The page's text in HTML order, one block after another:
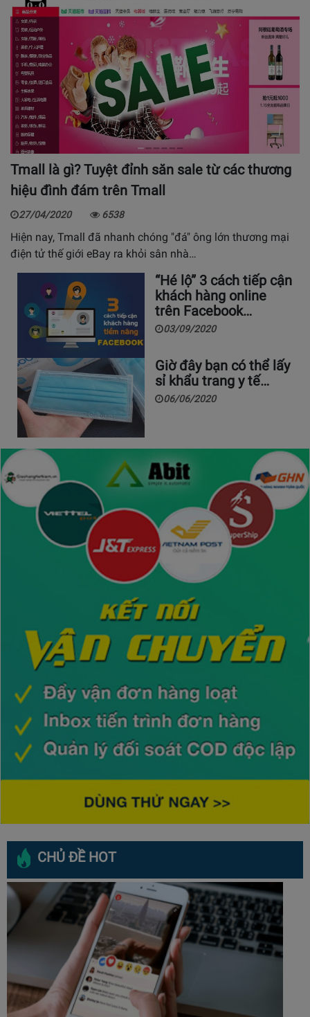
Tmall là gì? Tuyệt đỉnh săn sale từ các thương
hiệu đình đám trên Tmall
27/04/2020 6538
Hiện nay, Tmall đã nhanh chóng "đá" ông lớn thương mại
điện tử thế giới eBay ra khỏi sân nhà…
“Hé lộ” 3 cách tiếp cận
khách hàng online
trên Facebook…
03/09/2020
Giờ đây bạn có thể lấy
sỉ khẩu trang y tế…
06/06/2020
CHỦ ĐỀ HOT